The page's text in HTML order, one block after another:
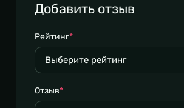
Добавить отзыв
Рейтинг*
Отзыв*